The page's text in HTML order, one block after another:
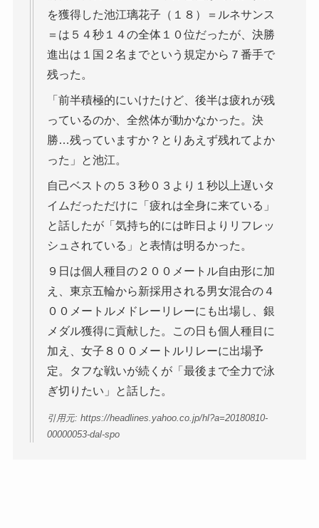
を獲得した池江璃花子（１８）＝ルネサンス
＝は５４秒１４の全体１０位だったが、決勝
進出は１国２名までという規定から７番手で
残った。
「前半積極的にいけたけど、後半は疲れが残
っているのか、全然体が動かなかった。決
勝…残っていますか？とりあえず残れてよか
った」と池江。
自己ベストの５３秒０３より１秒以上遅いタ
イムだっただけに「疲れは全身に来ている」
と話したが「気持ち的には昨日よりリフレッ
シュされている」と表情は明るかった。
９日は個人種目の２００メートル自由形に加
え、東京五輪から新採用される男女混合の４
００メートルメドレーリレーにも出場し、銀
メダル獲得に貢献した。この日も個人種目に
加え、女子８００メートルリレーに出場予
定。タフな戦いが続くが「最後まで全力で泳
ぎ切りたい」と話した。
引用元: https://headlines.yahoo.co.jp/hl?a=20180810-
00000053-dal-spo